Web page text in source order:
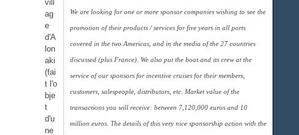
vill
ag
e
d'A
lon
aki
(fai
t l'o
bje
t
d'u
ne
We are looking for one or more sponsor companies wishing to see the
promotion of their products / services for five years in all ports
covered in the two Americas, and in the media of the 27 countries
discussed (plus France). We also put the boat and its crew at the
service of our sponsors for incentive cruises for their members,
customers, salespeople, distributors, etc. Market value of the
transactions you will receive: between 7,120,000 euros and 10
million euros. The details of this very nice sponsorship action with the